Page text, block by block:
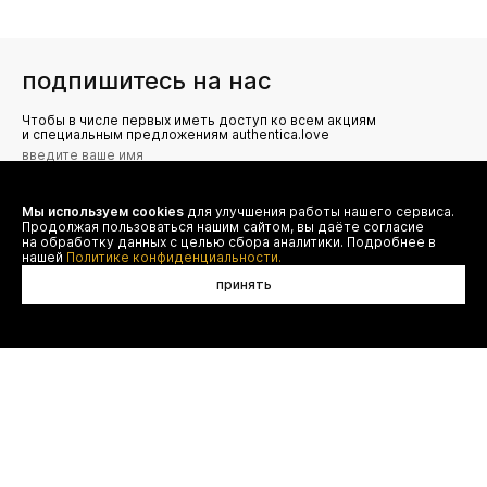
подпишитесь на нас
Чтобы в числе первых иметь доступ ко всем акциям
и специальным предложениям authentica.love
Я даю согласие на сбор, обработку и хранение моих
персональных данных (имя, email, телефон) для получения
рекламных и информационных рассылок от ООО 'БТ
Юнайтед', а также ознакомлен(а) с
Политикой конфиденциальности
Мы используем cookies для улучшения работы нашего сервиса.
Продолжая пользоваться нашим сайтом, вы даёте согласие
на обработку данных с целью сбора аналитики. Подробнее в
нашей Политике конфиденциальности.
принять